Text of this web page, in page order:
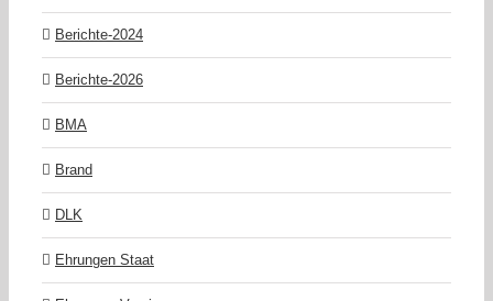
Berichte-2024
Berichte-2026
BMA
Brand
DLK
Ehrungen Staat